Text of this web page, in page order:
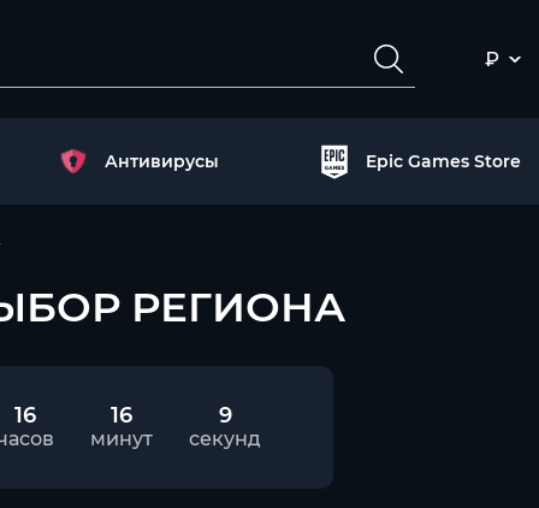
₽
Антивирусы Epic Games Store
ВЫБОР РЕГИОНА
16 16
минут
8
секунд